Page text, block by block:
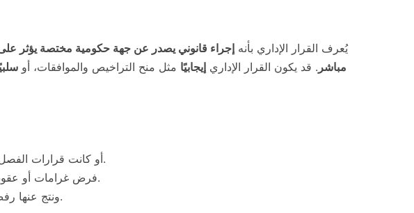
يُعرف القرار الإداري بأنه إجراء قانوني يصدر عن جهة حكومية مختصة يؤثر
مباشر . قد يكون القرار الإداري إيجابيًا مثل منح التراخيص والموافقات، أو
أو كانت قرارات الفصل أو النقل الوظيفي في القطاع الحكومي.
فرض غرامات أو عقوبات إدارية من قبل الجهات التنظيمية.
ونتج عنها رفض طلبات التعويض أو الإعانات الحكومية.